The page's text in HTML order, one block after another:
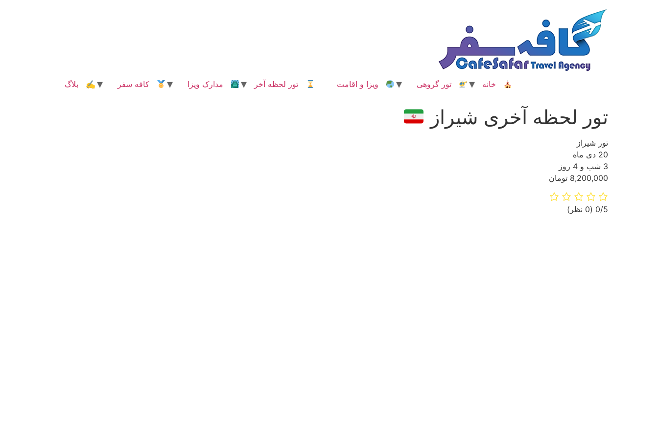
خانه تور گروهی ویزا و اقامت تور لحظه آخر مدارک ویزا کافه سفر ✍ بلاگ
تور لحظه آخری شیراز
تور شیراز
20 دی ماه
3 شب و 4 روز
8,200,000 تومان
‫0/5 ‫(0 نظر)